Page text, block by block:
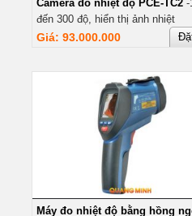
Camera đo nhiệt độ PCE-TC2 -
đến 300 độ, hiển thị ảnh nhiệt
Giá: 93.000.000
Máy đo nhiệt độ bằng hồng